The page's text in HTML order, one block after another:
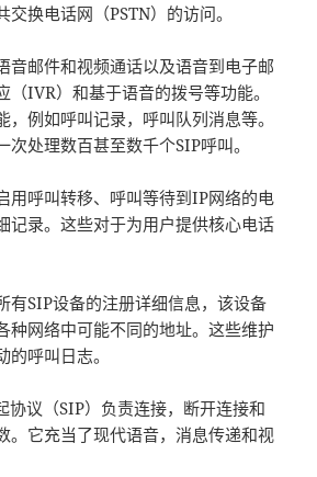
换电话网（PSTN）的访问。
音邮件和视频通话以及语音到电子邮
（IVR）和基于语音的拨号等功能。
，例如呼叫记录，呼叫队列消息等。
次处理数百甚至数千个SIP呼叫。
用呼叫转移、呼叫等待到IP网络的电
记录。这些对于为用户提供核心电话
有SIP设备的注册详细信息，该设备
种网络中可能不同的地址。这些维护
呼叫日志。
协议（SIP）负责连接，断开连接和
。它充当了现代语音，消息传递和视